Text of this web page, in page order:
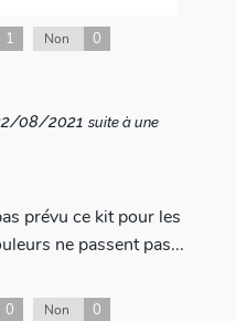
1 Non 0
08/2021 suite à une
prévu ce kit pour les
ne passent pas...
0 Non 0